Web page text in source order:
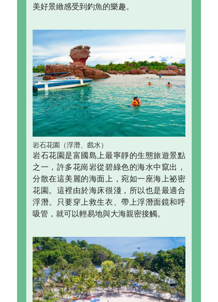
美好景緻感受到釣魚的樂趣。
岩石花園（浮潛、戲水）
岩石花園是富國島上最寧靜的生態旅遊景點
之一，許多花崗岩從碧綠色的海水中竄出，
分散在這美麗的海面上，宛如一座海上祕密
花園。這裡由於海床很淺，所以也是最適合
浮潛。只要穿上救生衣、帶上浮潛面鏡和呼
吸管，就可以輕易地與大海親密接觸。